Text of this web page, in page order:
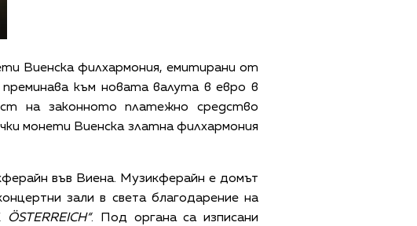
Виенска филхармония, емитирани от
към новата валута в евро в
на законното платежно средство
монети Виенска златна филхармония
във Виена. Музикферайн е домът
зали в света благодарение на
ÖSTERREICH“. Под органа са изписани